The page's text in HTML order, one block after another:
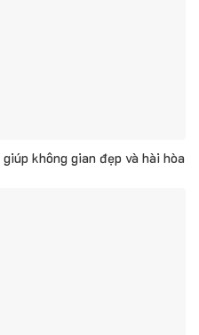
không gian đẹp và hài hòa